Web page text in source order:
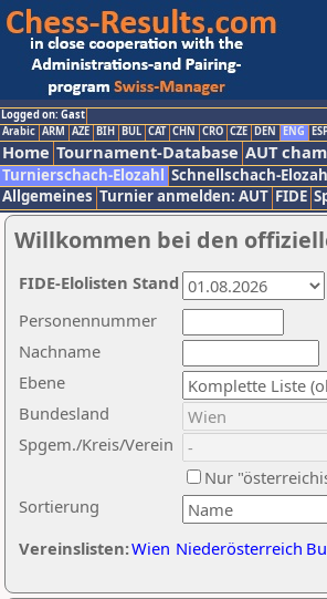
Logged on: Gast
Arabic ARM AZE BIH BUL CAT CHN CRO CZE DEN ENG
Home Tournament-Database AUT
Turnierschach-Elozahl Schnellschach-
Allgemeines Turnier anmelden: AUT FIDE
Willkommen bei den
Nachname
Ebene
Sortierung
Personennummer
Bundesland
Spgem./Kreis/Verein
Nur
Vereinslisten:Wien Niederösterreich
FIDE-Elolisten Stand